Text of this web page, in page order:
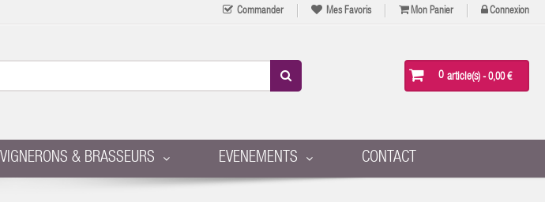
Commander Mes Favoris Mon Panier Connexion
article(s) - 0,00 €
0
VIGNERONS & BRASSEURS EVENEMENTS CONTACT